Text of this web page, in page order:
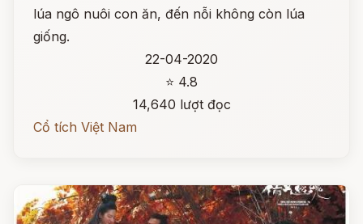
lúa ngô nuôi con ăn, đến nỗi không còn lúa
giống.
22-04-2020
⭐ 4.8
14,640 lượt đọc
Cổ tích Việt Nam